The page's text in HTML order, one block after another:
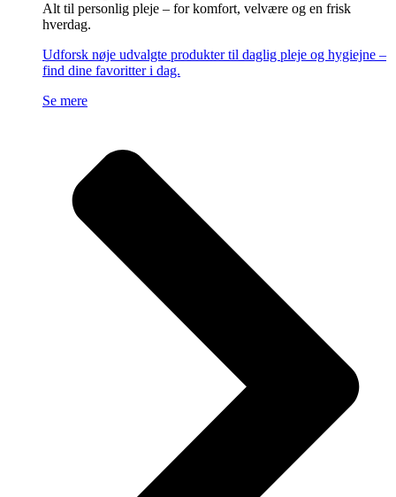
Alt til personlig pleje – for komfort, velvære og en frisk
hverdag.
Udforsk nøje udvalgte produkter til daglig pleje og hygiejne –
find dine favoritter i dag.
Se mere